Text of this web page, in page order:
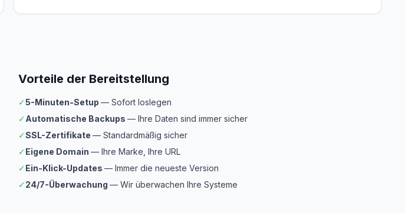
Vorteile der Bereitstellung
✓5-Minuten-Setup — Sofort loslegen
✓Automatische Backups — Ihre Daten sind immer sicher
✓SSL-Zertifikate — Standardmäßig sicher
✓Eigene Domain — Ihre Marke, Ihre URL
✓Ein-Klick-Updates — Immer die neueste Version
✓24/7-Überwachung — Wir überwachen Ihre Systeme